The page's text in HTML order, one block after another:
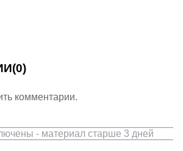
(0)
комментарии.
- материал старше 3 дней